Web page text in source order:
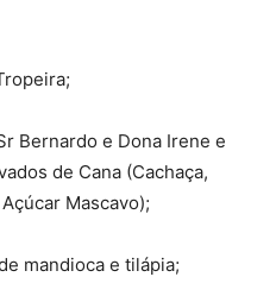
Bernardo e Dona Irene e
de Cana (Cachaça,
Mascavo);
mandioca e tilápia;